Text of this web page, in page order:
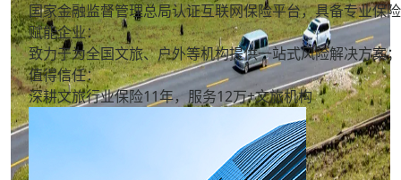
国家金融监督管理总局认证互联网保险平台，具备专业保
赋能企业：
致力于为全国文旅、户外等机构提供一站式风险解决方案；
值得信任：
深耕文旅行业保险11年，服务12万+文旅机构